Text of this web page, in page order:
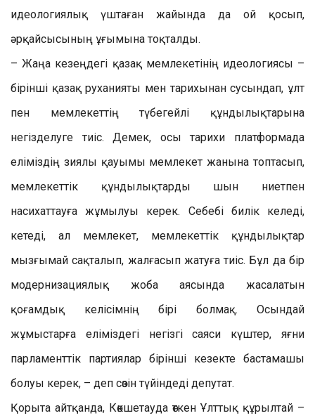
идеологиялық үштаған жайында да ой қосып,
әрқайсысының ұғымына тоқталды.
– Жаңа кезеңдегі қазақ мемлекетінің идеологиясы –
бірінші қазақ руханияты мен тарихынан сусындап, ұлт
пен мемлекеттің түбегейлі құндылықтарына
негізделуге тиіс. Демек, осы тарихи платформада
еліміздің зиялы қауымы мемлекет жанына топтасып,
мемлекеттік құндылықтарды шын ниетпен
насихаттауға жұмылуы керек. Себебі билік келеді,
кетеді, ал мемлекет, мемлекеттік құндылықтар
мызғымай сақталып, жалғасып жатуға тиіс. Бұл да бір
модернизациялық жоба аясында жасалатын
қоғамдық келісімнің бірі болмақ. Осындай
жұмыстарға еліміздегі негізгі саяси күштер, яғни
парламенттік партиялар бірінші кезекте бастамашы
болуы керек, – деп сөзін түйіндеді депутат.
Қорыта айтқанда, Көкшетауда өткен Ұлттық құрылтай –